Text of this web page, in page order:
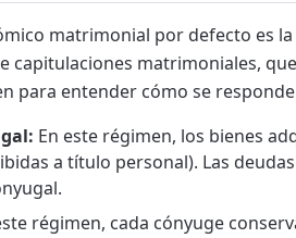
matrimonial por defecto es
capitulaciones matrimoniales,
para entender cómo se
En este régimen, los bienes
a título personal). Las
régimen, cada cónyuge